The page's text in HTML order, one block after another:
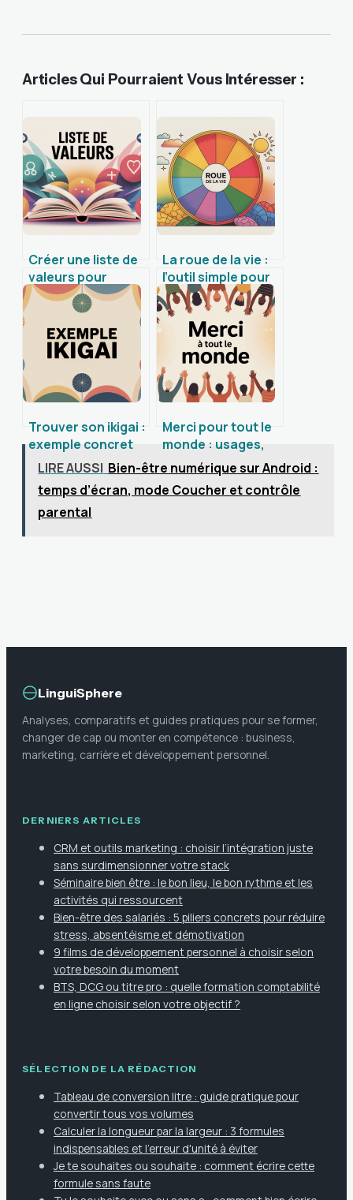
Articles Qui Pourraient Vous Intéresser :
Créer une liste de
valeurs pour
guider vos choix
personnels et
professionnels
La roue de la vie :
l’outil simple pour
faire le point sur
votre équilibre
Trouver son ikigai :
exemple concret
et méthode pas à
pas
Merci pour tout le
monde : usages,
nuances et
formulations
correctes
LIRE AUSSI Bien-être numérique sur Android :
temps d’écran, mode Coucher et contrôle
parental
LinguiSphere
Analyses, comparatifs et guides pratiques pour se former,
changer de cap ou monter en compétence : business,
marketing, carrière et développement personnel.
DERNIERS ARTICLES
CRM et outils marketing : choisir l’intégration juste
sans surdimensionner votre stack
Séminaire bien être : le bon lieu, le bon rythme et les
activités qui ressourcent
Bien-être des salariés : 5 piliers concrets pour réduire
stress, absentéisme et démotivation
9 films de développement personnel à choisir selon
votre besoin du moment
BTS, DCG ou titre pro : quelle formation comptabilité
en ligne choisir selon votre objectif ?
SÉLECTION DE LA RÉDACTION
Tableau de conversion litre : guide pratique pour
convertir tous vos volumes
Calculer la longueur par la largeur : 3 formules
indispensables et l'erreur d'unité à éviter
Je te souhaites ou souhaite : comment écrire cette
formule sans faute